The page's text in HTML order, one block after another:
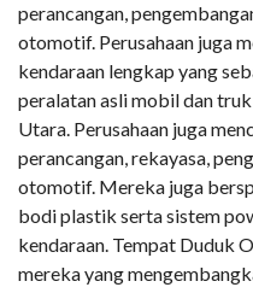
perancangan,
otomotif. Perusahaan juga
kendaraan lengkap yang
peralatan asli mobil dan
Utara. Perusahaan juga
perancangan, rekayasa,
otomotif. Mereka juga
bodi plastik serta sistem
kendaraan. Tempat Duduk
mereka yang